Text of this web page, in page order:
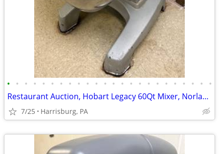
• • • • • • • • • • • • • • • • • • • • • • • •
Restaurant Auction, Hobart Legacy 60Qt Mixer, Norlake Walk-in Freezer
7/25 Harrisburg, PA